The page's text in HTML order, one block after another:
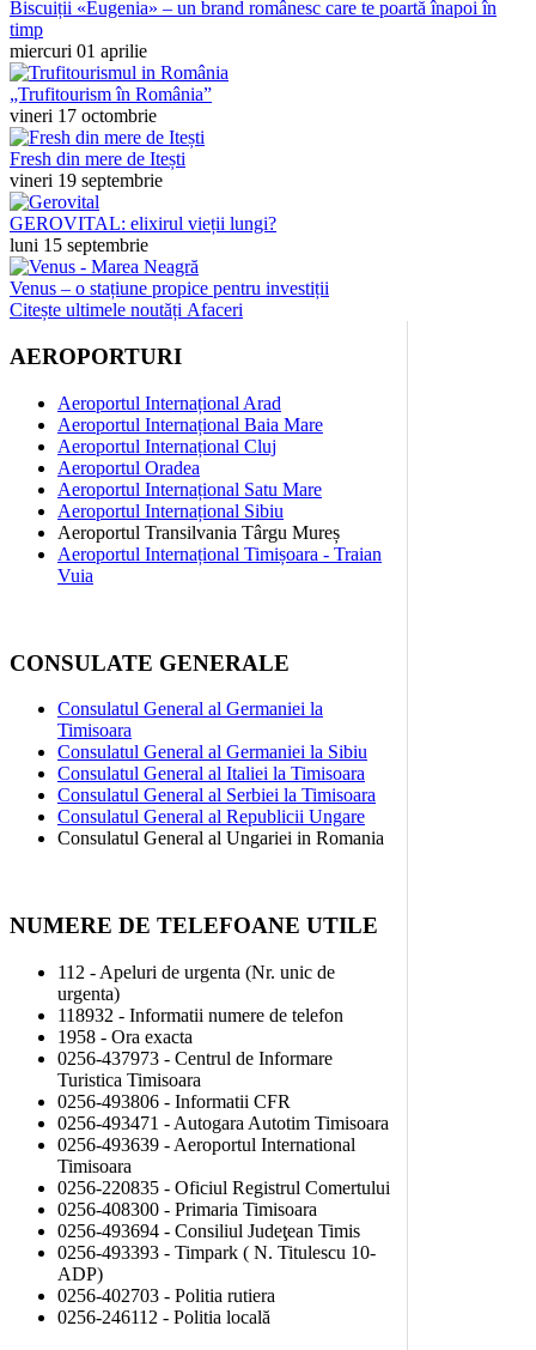
Biscuiții «Eugenia» – un brand românesc care te poartă înapoi în
timp
miercuri 01 aprilie
„Trufitourism în România”
vineri 17 octombrie
Fresh din mere de Itești
vineri 19 septembrie
GEROVITAL: elixirul vieții lungi?
luni 15 septembrie
Venus – o stațiune propice pentru investiții
Citește ultimele noutăți Afaceri
AEROPORTURI
Aeroportul Internațional Arad
Aeroportul Internațional Baia Mare
Aeroportul Internațional Cluj
Aeroportul Oradea
Aeroportul Internațional Satu Mare
Aeroportul Internațional Sibiu
Aeroportul Transilvania Târgu Mureș
Aeroportul Internațional Timișoara - Traian
Vuia
CONSULATE GENERALE
Consulatul General al Germaniei la
Timisoara
Consulatul General al Germaniei la Sibiu
Consulatul General al Italiei la Timisoara
Consulatul General al Serbiei la Timisoara
Consulatul General al Republicii Ungare
Consulatul General al Ungariei in Romania
NUMERE DE TELEFOANE UTILE
112 - Apeluri de urgenta (Nr. unic de
urgenta)
118932 - Informatii numere de telefon
1958 - Ora exacta
0256-437973 - Centrul de Informare
Turistica Timisoara
0256-493806 - Informatii CFR
0256-493471 - Autogara Autotim Timisoara
0256-493639 - Aeroportul International
Timisoara
0256-220835 - Oficiul Registrul Comertului
0256-408300 - Primaria Timisoara
0256-493694 - Consiliul Judeţean Timis
0256-493393 - Timpark ( N. Titulescu 10-
ADP)
0256-402703 - Politia rutiera
0256-246112 - Politia locală